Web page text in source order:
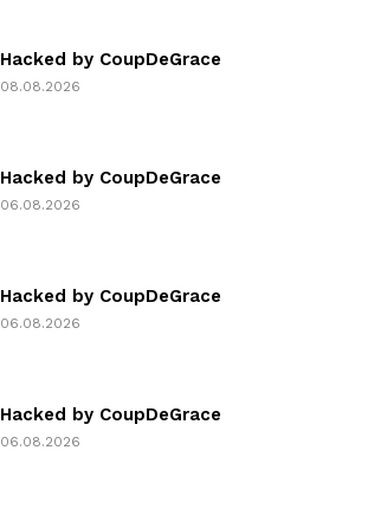
Hacked by CoupDeGrace
08.08.2026
Hacked by CoupDeGrace
06.08.2026
Hacked by CoupDeGrace
06.08.2026
Hacked by CoupDeGrace
06.08.2026